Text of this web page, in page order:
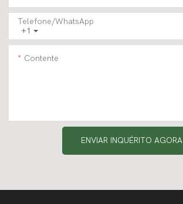
+1
Telefone/WhatsApp
Contente
ENVIAR INQUÉRITO AGORA